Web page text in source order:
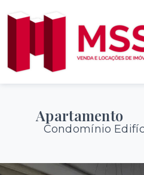
Apartamento
Condomínio